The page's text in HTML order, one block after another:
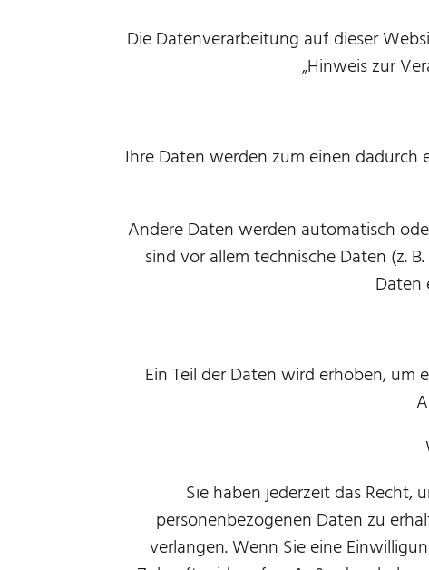
Die Datenverarbeitung auf dieser
„Hinweis zur
Ihre Daten werden zum einen dadurch
Andere Daten werden automatisch
sind vor allem technische Daten (z.
Daten
Ein Teil der Daten wird erhoben,
Sie haben jederzeit das
personenbezogenen Daten zu
verlangen. Wenn Sie eine